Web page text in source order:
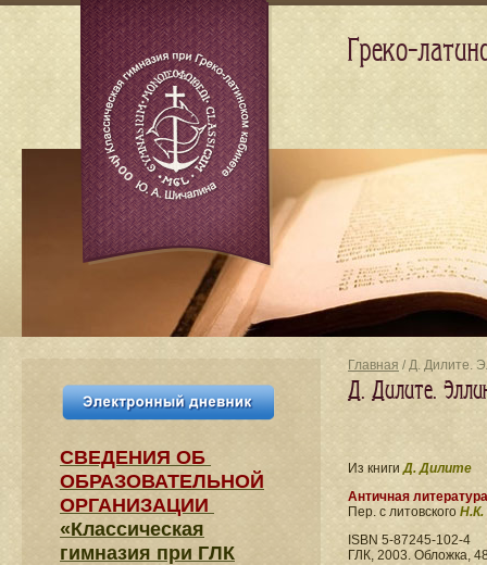
Главная / Д. Дилите.
Д. Дилите.
Из книгиД. Дилите
Античная литература
Пер. с литовского Н.К.
ISBN 5-87245-102-4
ГЛК, 2003. Обложка,
СВЕДЕНИЯ​ ОБ
ОБРАЗОВАТЕЛЬНОЙ
ОРГАНИЗАЦИИ
«Классическая
гимназия при ГЛК
Греко-